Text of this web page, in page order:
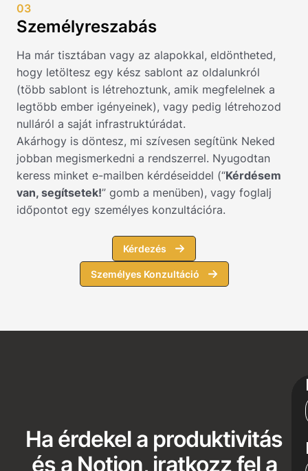
03
Személyreszabás
Ha már tisztában vagy az alapokkal, eldöntheted,
hogy letöltesz egy kész sablont az oldalunkról
(több sablont is létrehoztunk, amik megfelelnek a
legtöbb ember igényeinek), vagy pedig létrehozod
nulláról a saját infrastruktúrádat.
Akárhogy is döntesz, mi szívesen segítünk Neked
jobban megismerkedni a rendszerrel. Nyugodtan
keress minket e-mailben kérdéseiddel (“Kérdésem
van, segítsetek!” gomb a menüben), vagy foglalj
időpontot egy személyes konzultációra.
Kérdezés
Személyes Konzultáció
Ha érdekel a produktivitás
és a Notion, iratkozz fel a